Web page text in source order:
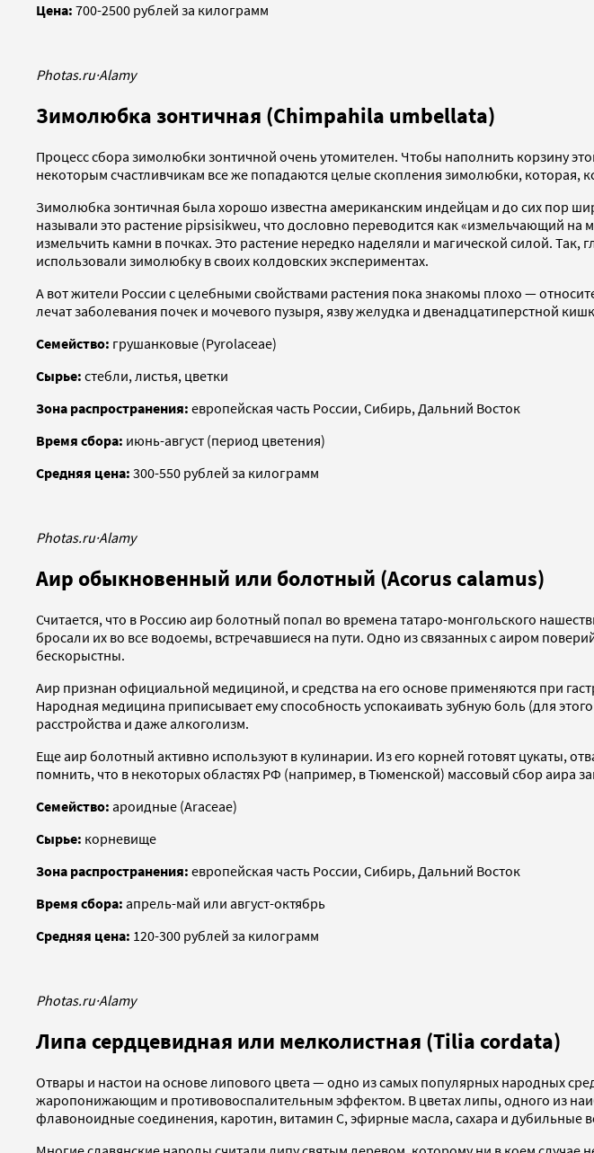
Цена: 700-2500 рублей за килограмм
Photas.ru·Alamy
Зимолюбка зонтичная (Chimpahila umbellata)
Процесс сбора зимолюбки зонтичной очень утомителен. Чтобы наполнить корзину
некоторым счастливчикам все же попадаются целые скопления зимолюбки, которая,
Зимолюбка зонтичная была хорошо известна американским индейцам и до сих пор
называли это растение pipsisikweu, что дословно переводится как «измельчающий
измельчить камни в почках. Это растение нередко наделяли и магической силой.
использовали зимолюбку в своих колдовских экспериментах.
А вот жители России с целебными свойствами растения пока знакомы плохо —
лечат заболевания почек и мочевого пузыря, язву желудка и двенадцатиперстной
Семейство: грушанковые (Pyrolaceae)
Сырье: стебли, листья, цветки
Зона распространения: европейская часть России, Сибирь, Дальний Восток
Время сбора: июнь-август (период цветения)
Средняя цена: 300-550 рублей за килограмм
Photas.ru·Alamy
Аир обыкновенный или болотный (Acorus calamus)
Считается, что в Россию аир болотный попал во времена татаро-монгольского
бросали их во все водоемы, встречавшиеся на пути. Одно из связанных с аиром
бескорыстны.
Аир признан официальной медициной, и средства на его основе применяются при
Народная медицина приписывает ему способность успокаивать зубную боль (для
расстройства и даже алкоголизм.
Еще аир болотный активно используют в кулинарии. Из его корней готовят цукаты,
помнить, что в некоторых областях РФ (например, в Тюменской) массовый сбор аира
Семейство: ароидные (Araceae)
Сырье: корневище
Зона распространения: европейская часть России, Сибирь, Дальний Восток
Время сбора: апрель-май или август-октябрь
Средняя цена: 120-300 рублей за килограмм
Photas.ru·Alamy
Липа сердцевидная или мелколистная (Tilia cordata)
Отвары и настои на основе липового цвета — одно из самых популярных народных
жаропонижающим и противовоспалительным эффектом. В цветах липы, одного из
флавоноидные соединения, каротин, витамин С, эфирные масла, сахара и дубильные